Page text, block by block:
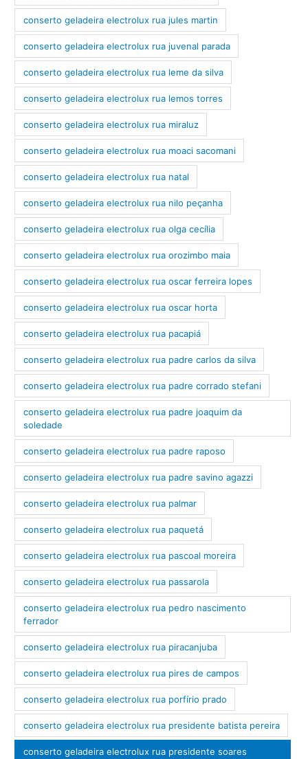
conserto geladeira electrolux rua jules martin
conserto geladeira electrolux rua juvenal parada
conserto geladeira electrolux rua leme da silva
conserto geladeira electrolux rua lemos torres
conserto geladeira electrolux rua miraluz
conserto geladeira electrolux rua moaci sacomani
conserto geladeira electrolux rua natal
conserto geladeira electrolux rua nilo peçanha
conserto geladeira electrolux rua olga cecília
conserto geladeira electrolux rua orozimbo maia
conserto geladeira electrolux rua oscar ferreira lopes
conserto geladeira electrolux rua oscar horta
conserto geladeira electrolux rua pacapiá
conserto geladeira electrolux rua padre carlos da silva
conserto geladeira electrolux rua padre corrado stefani
conserto geladeira electrolux rua padre joaquim da
soledade
conserto geladeira electrolux rua padre raposo
conserto geladeira electrolux rua padre savino agazzi
conserto geladeira electrolux rua palmar
conserto geladeira electrolux rua paquetá
conserto geladeira electrolux rua pascoal moreira
conserto geladeira electrolux rua passarola
conserto geladeira electrolux rua pedro nascimento
ferrador
conserto geladeira electrolux rua piracanjuba
conserto geladeira electrolux rua pires de campos
conserto geladeira electrolux rua porfírio prado
conserto geladeira electrolux rua presidente batista pereira
conserto geladeira electrolux rua presidente soares